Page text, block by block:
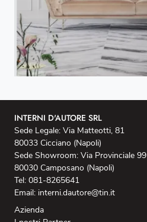
INTERNI D'AUTORE SRL
Sede Legale: Via Matteotti, 81
80033 Cicciano (Napoli)
Sede Showroom: Via Provinciale 99
80030 Camposano (Napoli)
Tel: 081-8265641
Email: interni.dautore@tin.it
Azienda